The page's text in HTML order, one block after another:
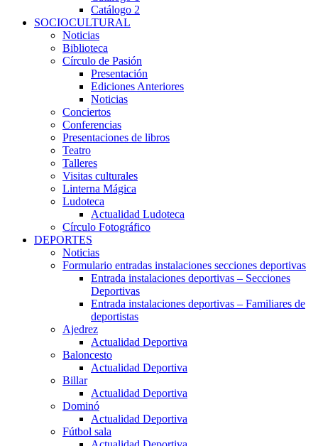
Catálogo 2
SOCIOCULTURAL
Noticias
Biblioteca
Círculo de Pasión
Presentación
Ediciones Anteriores
Noticias
Conciertos
Conferencias
Presentaciones de libros
Teatro
Talleres
Visitas culturales
Linterna Mágica
Ludoteca
Actualidad Ludoteca
Círculo Fotográfico
DEPORTES
Noticias
Formulario entradas instalaciones secciones deportivas
Entrada instalaciones deportivas – Secciones
Deportivas
Entrada instalaciones deportivas – Familiares de
deportistas
Ajedrez
Actualidad Deportiva
Baloncesto
Actualidad Deportiva
Billar
Actualidad Deportiva
Dominó
Actualidad Deportiva
Fútbol sala